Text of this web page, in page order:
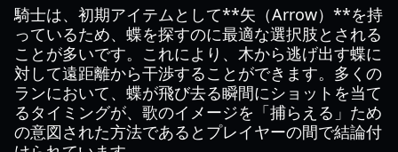
騎士は、初期アイテムとして**矢（Arrow）**を持
っているため、蝶を探すのに最適な選択肢とされる
ことが多いです。これにより、木から逃げ出す蝶に
対して遠距離から干渉することができます。多くの
ランにおいて、蝶が飛び去る瞬間にショットを当て
るタイミングが、歌のイメージを「捕らえる」ため
の意図された方法であるとプレイヤーの間で結論付